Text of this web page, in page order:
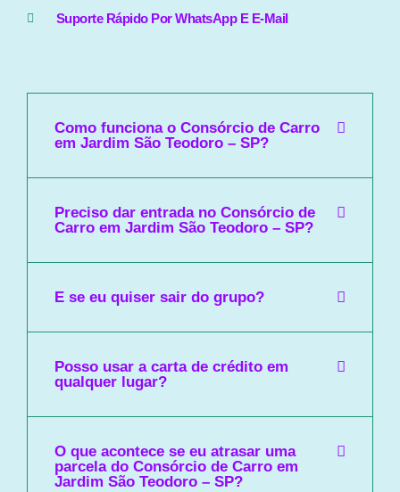
Suporte Rápido Por WhatsApp E E-Mail
Como funciona o Consórcio de Carro
em Jardim São Teodoro – SP?
Preciso dar entrada no Consórcio de
Carro em Jardim São Teodoro – SP?
E se eu quiser sair do grupo?
Posso usar a carta de crédito em
qualquer lugar?
O que acontece se eu atrasar uma
parcela do Consórcio de Carro em
Jardim São Teodoro – SP?